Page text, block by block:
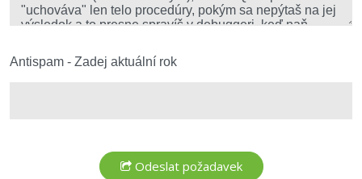
Antispam - Zadej aktuální rok